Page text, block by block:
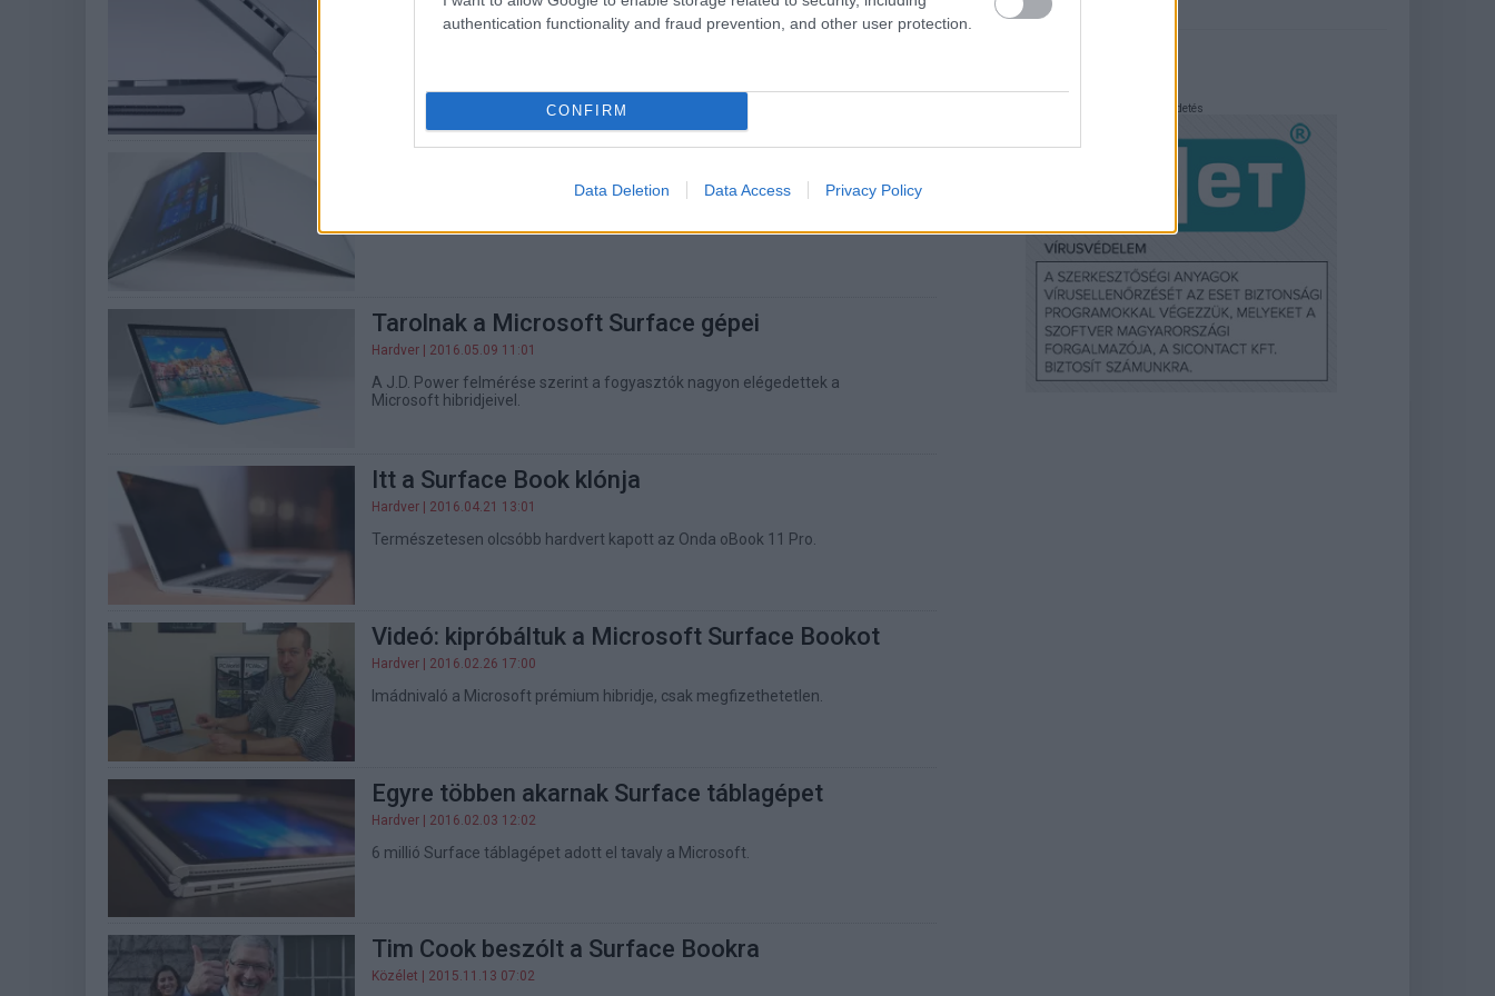
authentication functionality and fraud prevention, and other user protection.
CONFIRM
Data Deletion Data Access Privacy Policy
Megújul a Microsoft Surface vonala
Tarolnak a Microsoft Surface gépei
Hardver | 2016.05.09 11:01
A J.D. Power felmérése szerint a fogyasztók nagyon elégedettek a
Microsoft hibridjeivel.
Itt a Surface Book klónja
Hardver | 2016.04.21 13:01
Természetesen olcsóbb hardvert kapott az Onda oBook 11 Pro.
Videó: kipróbáltuk a Microsoft Surface Bookot
Hardver | 2016.02.26 17:00
Imádnivaló a Microsoft prémium hibridje, csak megfizethetetlen.
Egyre többen akarnak Surface táblagépet
Hardver | 2016.02.03 12:02
6 millió Surface táblagépet adott el tavaly a Microsoft.
Tim Cook beszólt a Surface Bookra
Közélet | 2015.11.13 07:02
Hirdetés